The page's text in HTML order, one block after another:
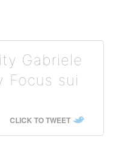
Gabriele
Focus sui
CLICK TO TWEET